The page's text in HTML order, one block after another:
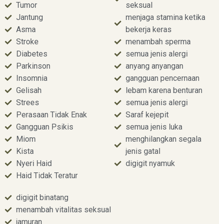
Tumor
Jantung
Asma
Stroke
Diabetes
Parkinson
Insomnia
Gelisah
Strees
Perasaan Tidak Enak
Gangguan Psikis
Miom
Kista
Nyeri Haid
Haid Tidak Teratur
seksual
menjaga stamina ketika
bekerja keras
menambah sperma
semua jenis alergi
anyang anyangan
gangguan pencernaan
lebam karena benturan
semua jenis alergi
Saraf kejepit
semua jenis luka
menghilangkan segala
jenis gatal
digigit nyamuk
digigit binatang
menambah vitalitas seksual
jamuran